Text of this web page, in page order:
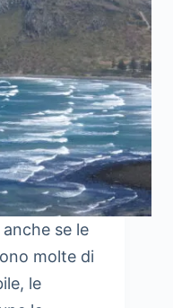
se le
molte di
le